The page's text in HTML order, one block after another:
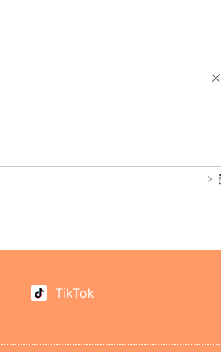
TikTok